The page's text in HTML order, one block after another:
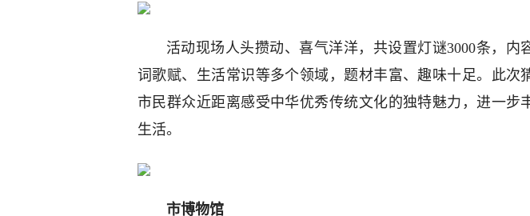
活动现场人头攒动、喜气洋洋，共设置灯谜3000条，内
词歌赋、生活常识等多个领域，题材丰富、趣味十足。此次
市民群众近距离感受中华优秀传统文化的独特魅力，进一步
生活。
市博物馆